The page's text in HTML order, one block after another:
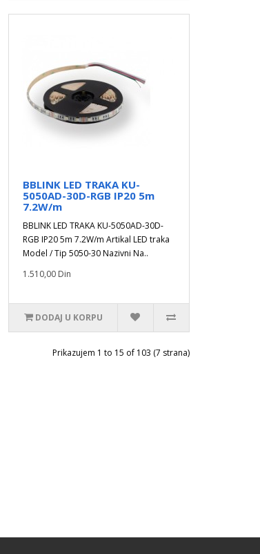
BBLINK LED TRAKA KU-
5050AD-30D-RGB IP20 5m
7.2W/m
BBLINK LED TRAKA KU-5050AD-30D-
RGB IP20 5m 7.2W/m Artikal LED traka
Model / Tip 5050-30 Nazivni Na..
1.510,00 Din
DODAJ U KORPU
Prikazujem 1 to 15 of 103 (7 strana)